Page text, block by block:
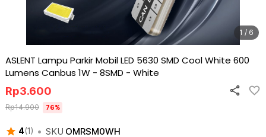
1 / 6
ASLENT Lampu Parkir Mobil LED 5630 SMD Cool White 600
Lumens Canbus 1W - 8SMD - White
4(1 ) • SKU OMRSM0WH
Rp3.600
Rp14.900 76%